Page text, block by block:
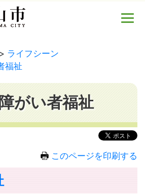
ライフシーン
福祉
がい者福祉
このページを印刷する